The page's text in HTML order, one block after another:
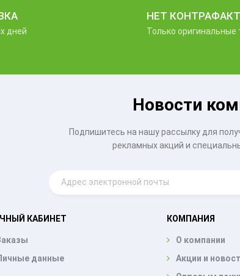
дней
НЕТ
Только оригинальные
Новости
Подпишитесь на нашу рассылку для
рекламных акций и
КАБИНЕТ
данные
КОМПАНИЯ
О компании
Акции и